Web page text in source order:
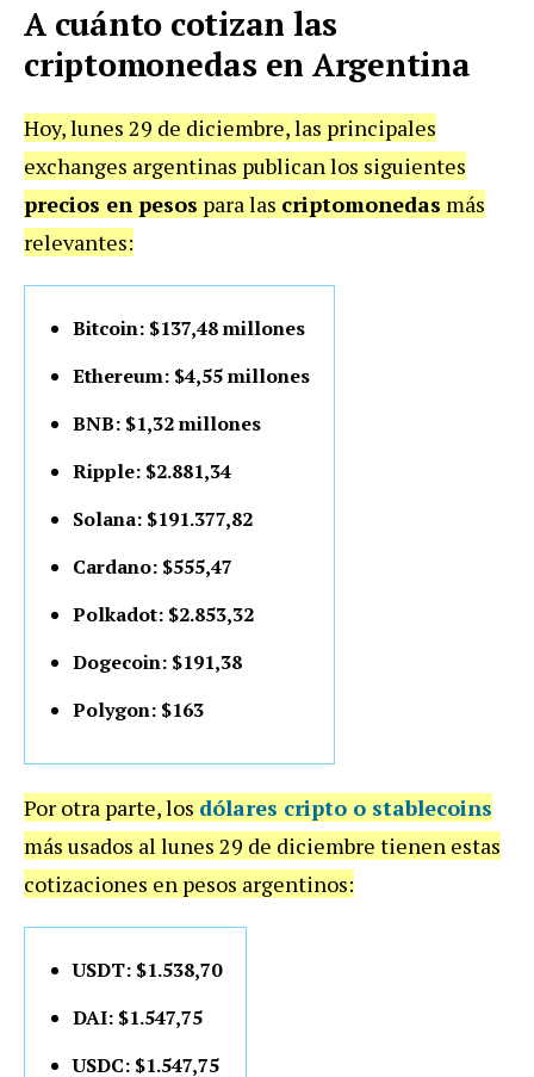
A cuánto cotizan las
criptomonedas en Argentina
Hoy, lunes 29 de diciembre, las principales
exchanges argentinas publican los siguientes
precios en pesos para las criptomonedas más
relevantes:
Bitcoin: $137,48 millones
Ethereum: $4,55 millones
BNB: $1,32 millones
Ripple: $2.881,34
Solana: $191.377,82
Cardano: $555,47
Polkadot: $2.853,32
Dogecoin: $191,38
Polygon: $163
Por otra parte, los dólares cripto o stablecoins
más usados al lunes 29 de diciembre tienen estas
cotizaciones en pesos argentinos:
USDT: $1.538,70
DAI: $1.547,75
USDC: $1.547,75